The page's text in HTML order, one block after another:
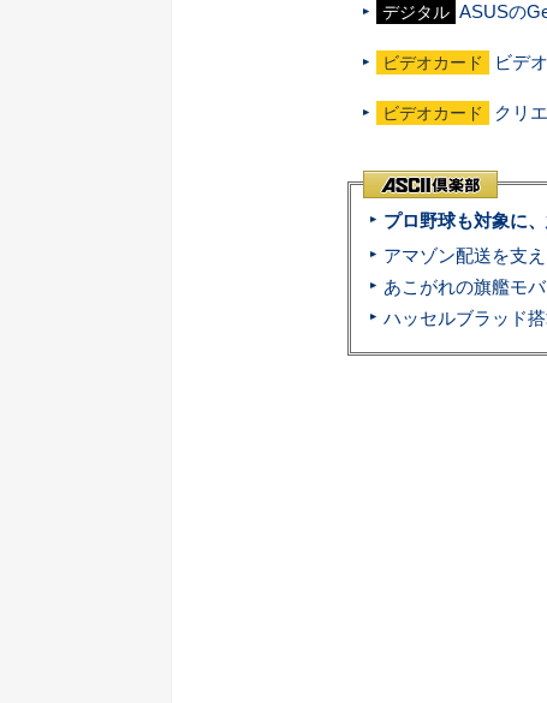
デジタル ASUSの
ビデオカード ビデ
ビデオカード クリ
プロ野球も対象に